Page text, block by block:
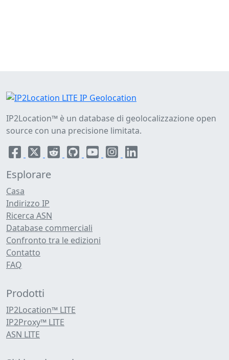
IP2Location™ è un database di geolocalizzazione open
source con una precisione limitata.
Esplorare
Casa
Indirizzo IP
Ricerca ASN
Database commerciali
Confronto tra le edizioni
Contatto
FAQ
Prodotti
IP2Location™ LITE
IP2Proxy™ LITE
ASN LITE